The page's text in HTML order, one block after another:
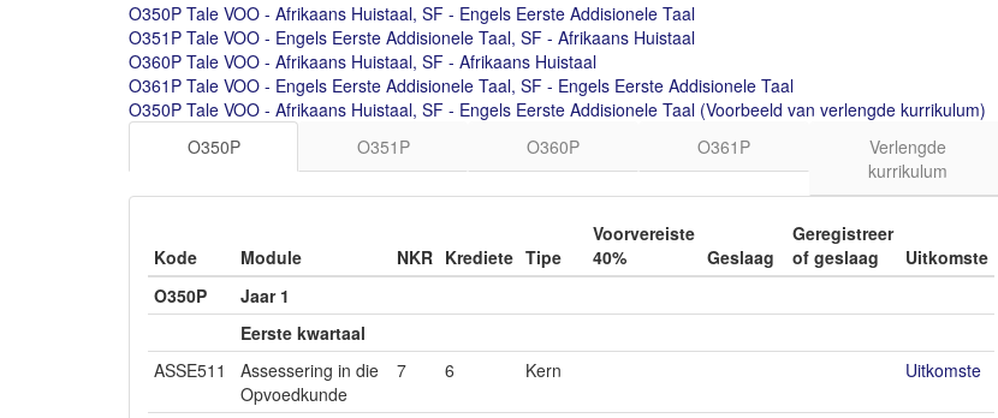
O350P Tale VOO - Afrikaans Huistaal, SF - Engels Eerste Addisionele Taal
O351P Tale VOO - Engels Eerste Addisionele Taal, SF - Afrikaans Huistaal
O360P Tale VOO - Afrikaans Huistaal, SF - Afrikaans Huistaal
O361P Tale VOO - Engels Eerste Addisionele Taal, SF - Engels Eerste Addisionele Taal
O350P Tale VOO - Afrikaans Huistaal, SF - Engels Eerste Addisionele Taal (Voorbeeld van verlengde kurrikulum)
O350P
O351P O360P O361P
Verlengde
kurrikulum
Kode Module NKR Krediete Tipe
Voorvereiste
40%
Geslaag
Geregistreer
of geslaag
Uitkomste
O350P
Jaar 1
Eerste kwartaal
ASSE511
Assessering in die
Opvoedkunde
7 6 Kern Uitkomste